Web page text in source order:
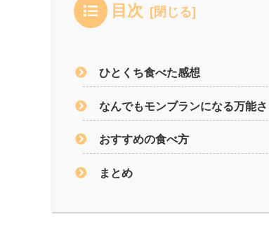
目次
ひとくち食べた感想
なんでもモンブランになる万能さ
おすすめの食べ方
まとめ